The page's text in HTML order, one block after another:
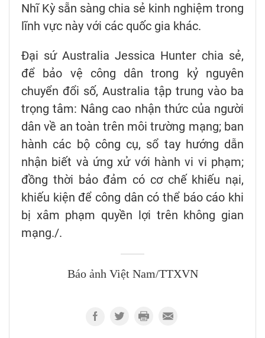
Nhĩ Kỳ sẵn sàng chia sẻ kinh nghiệm trong
lĩnh vực này với các quốc gia khác.
Đại sứ Australia Jessica Hunter chia sẻ,
để bảo vệ công dân trong kỷ nguyên
chuyển đổi số, Australia tập trung vào ba
trọng tâm: Nâng cao nhận thức của người
dân về an toàn trên môi trường mạng; ban
hành các bộ công cụ, sổ tay hướng dẫn
nhận biết và ứng xử với hành vi vi phạm;
đồng thời bảo đảm có cơ chế khiếu nại,
khiếu kiện để công dân có thể báo cáo khi
bị xâm phạm quyền lợi trên không gian
mạng./.
Báo ảnh Việt Nam/TTXVN